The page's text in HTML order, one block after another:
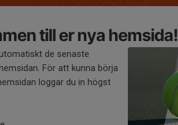
till er nya hemsida!
de senaste
För att kunna börja
loggar du in högst